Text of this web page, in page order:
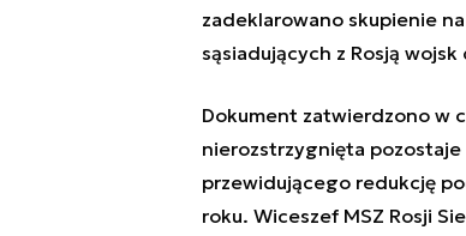
zadeklarowano skupienie
sąsiadujących z Rosją
Dokument zatwierdzono w
nierozstrzygnięta pozostaje
przewidującego redukcję
roku. Wiceszef MSZ Rosji